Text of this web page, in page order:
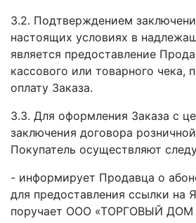
3.2. Подтверждением
настоящих условиях в
является предоставление
кассового или товарного чека,
оплату Заказа.
3.3. Для оформления Заказа с
заключения договора
Покупатель осуществляют
- информирует Продавца о
для предоставления ссылки на
поручает ООО «ТОРГОВЫЙ ДОМ